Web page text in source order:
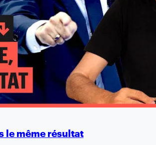
le même résultat